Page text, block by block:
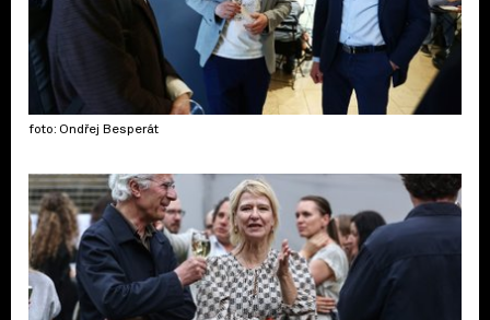
foto: Ondřej Besperát